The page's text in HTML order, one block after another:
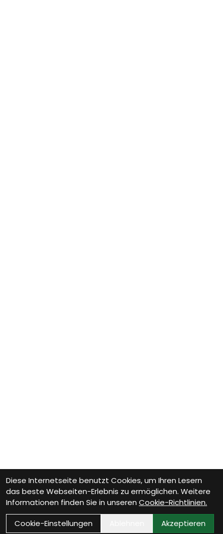
Diese Internetseite benutzt Cookies, um Ihren Lesern
das beste Webseiten-Erlebnis zu ermöglichen. Weitere
Informationen finden Sie in unseren Cookie-Richtlinien.
Cookie-Einstellungen
Akzeptieren